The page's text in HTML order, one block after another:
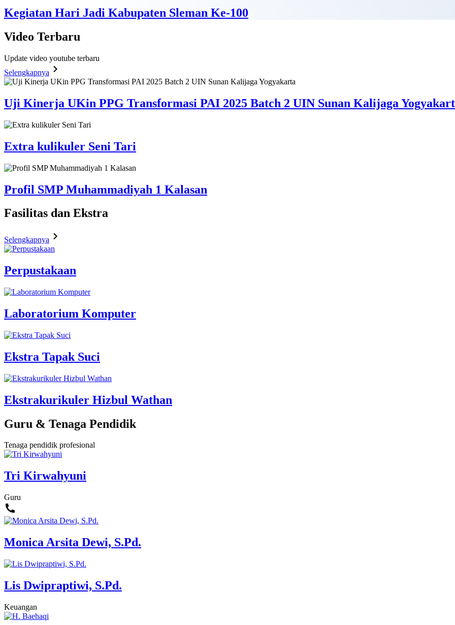
Kegiatan Hari Jadi Kabupaten Sleman Ke-100
Video Terbaru
Update video youtube terbaru
Selengkapnya
Uji Kinerja UKin PPG Transformasi PAI 2025 Batch 2 UIN Sunan Kalijaga
Extra kulikuler Seni Tari
Profil SMP Muhammadiyah 1 Kalasan
Fasilitas dan Ekstra
Selengkapnya
Perpustakaan
Laboratorium Komputer
Ekstra Tapak Suci
Ekstrakurikuler Hizbul Wathan
Guru & Tenaga Pendidik
Tenaga pendidik profesional
Tri Kirwahyuni
Guru
Monica Arsita Dewi, S.Pd.
Lis Dwipraptiwi, S.Pd.
Keuangan